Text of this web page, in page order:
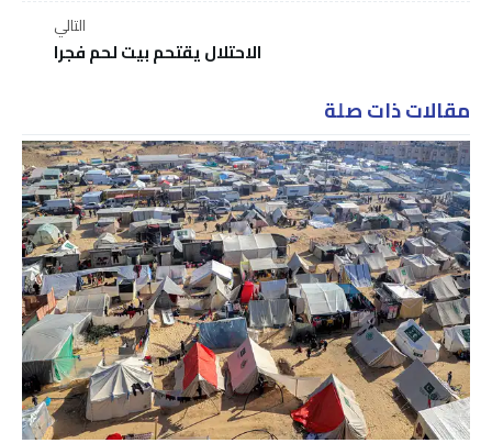
التالي
الاحتلال يقتحم بيت لحم فجرا
مقالات ذات صلة